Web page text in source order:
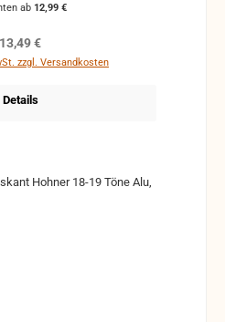
ab 12,99 €
Regulärer Preis:
13,49 €
zzgl. Versandkosten
Details